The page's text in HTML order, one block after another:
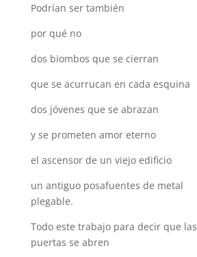
Podrían ser también
por qué no
dos biombos que se cierran
que se acurrucan en cada esquina
dos jóvenes que se abrazan
y se prometen amor eterno
el ascensor de un viejo edificio
un antiguo posafuentes de metal
plegable.
Todo este trabajo para decir que las
puertas se abren